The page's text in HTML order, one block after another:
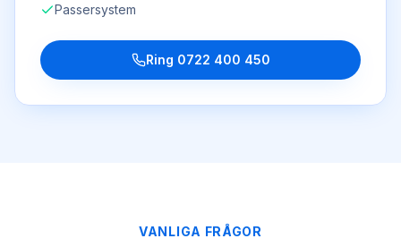
Passersystem
Ring 0722 400 450
VANLIGA FRÅGOR